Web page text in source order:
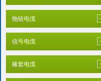
拖链电缆
信号电缆
橡套电缆